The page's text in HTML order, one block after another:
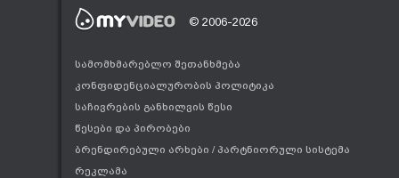
© 2006-2026
სამომხმარებლო შეთანხმება
კონფიდენციალურობის პოლიტიკა
საჩივრების განხილვის წესი
წესები და პირობები
ბრენდირებული არხები / პარტნიორული სისტემა
რეკლამა